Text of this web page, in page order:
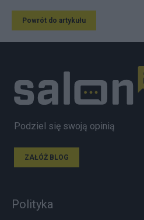
Powrót do artykułu
Podziel się swoją opinią
ZAŁÓŻ BLOG
Polityka